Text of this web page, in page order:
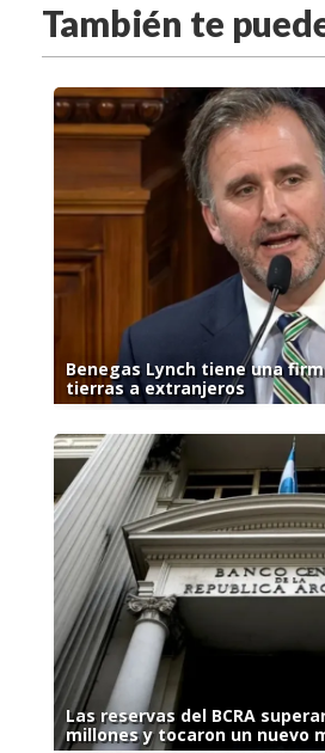
También te
Benegas Lynch tiene una
tierras a extranjeros
Las reservas del BCRA
millones y tocaron un nuevo